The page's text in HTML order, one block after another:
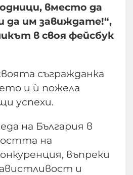
вместо да
да им завиждате!“,
в своя фейсбук
съгражданка
и ѝ пожела
успехи.
на България в
на
въпреки
и